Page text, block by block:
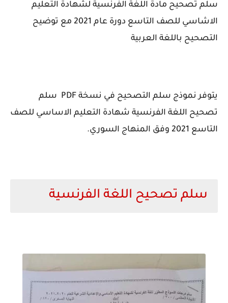
سلم تصحيح مادة اللغة الفرنسية لشهادة التعليم
الاشاسي للصف التاسع دورة عام 2021 مع توضيح
التصحيح باللغة العربية
يتوفر نموذج سلم التصحيح في نسخة PDF سلم
تصحيح اللغة الفرنسية شهادة التعليم الاساسي للصف
التاسع 2021 وفق المنهاج السوري.
سلم تصحيح اللغة الفرنسية